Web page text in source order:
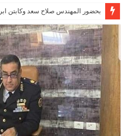
بحضور المهندس صلاح سعد وكابتن